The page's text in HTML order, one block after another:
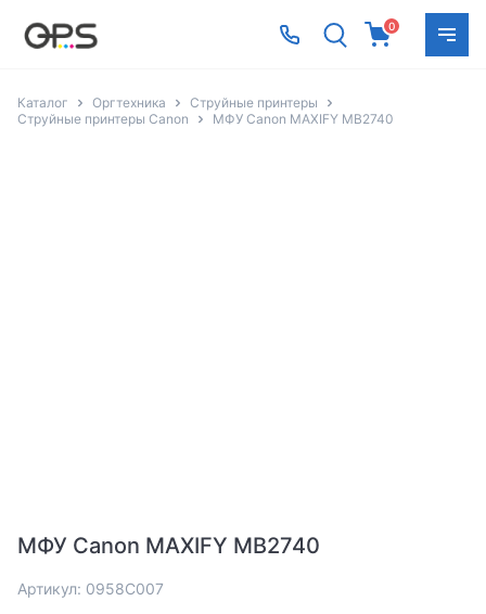
0
Каталог Оргтехника
Струйные принтеры
Струйные принтеры Canon
МФУ Canon MAXIFY MB2740
МФУ Canon MAXIFY MB2740
Артикул: 0958C007